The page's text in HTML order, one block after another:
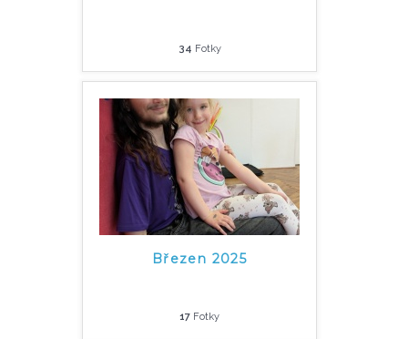
34 Fotky
Březen 2025
17 Fotky